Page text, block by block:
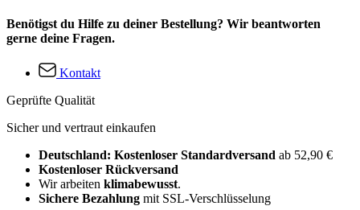
Benötigst du Hilfe zu deiner Bestellung? Wir beantworten
gerne deine Fragen.
Kontakt
Geprüfte Qualität
Sicher und vertraut einkaufen
Deutschland: Kostenloser Standardversand ab 52,90 €
Kostenloser Rückversand
Wir arbeiten klimabewusst.
Sichere Bezahlung mit SSL-Verschlüsselung